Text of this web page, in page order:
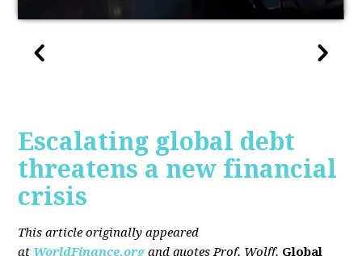
Escalating global debt
threatens a new financial
crisis
This article originally appeared
at WorldFinance.organd quotes Prof. Wolff. Global